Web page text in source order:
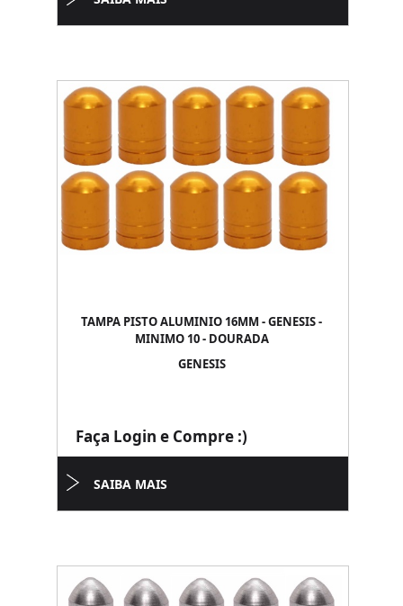
TAMPA PISTO ALUMINIO 16MM - GENESIS -
MINIMO 10 - DOURADA
GENESIS
Faça Login e Compre :)
SAIBA MAIS